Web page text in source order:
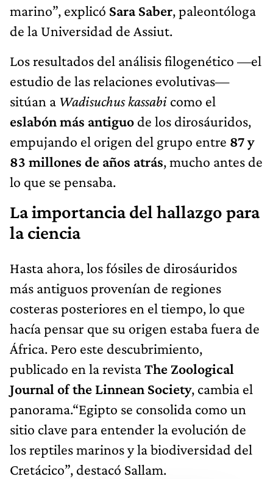
marino”, explicó Sara Saber, paleontóloga
de la Universidad de Assiut.
Los resultados del análisis filogenético —el
estudio de las relaciones evolutivas—
sitúan a Wadisuchus kassabi como el
eslabón más antiguo de los dirosáuridos,
empujando el origen del grupo entre 87 y
83 millones de años atrás, mucho antes de
lo que se pensaba.
La importancia del hallazgo para
la ciencia
Hasta ahora, los fósiles de dirosáuridos
más antiguos provenían de regiones
costeras posteriores en el tiempo, lo que
hacía pensar que su origen estaba fuera de
África. Pero este descubrimiento,
publicado en la revistaThe Zoological
Journal of the Linnean Society, cambia el
panorama.“Egipto se consolida como un
sitio clave para entender la evolución de
los reptiles marinos y la biodiversidad del
Cretácico”, destacó Sallam.